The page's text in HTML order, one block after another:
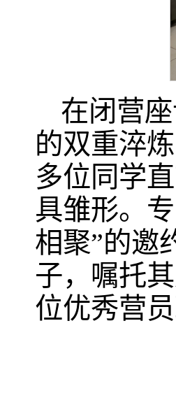
在闭营
的双重淬
多位同学
具雏形。
相聚”的邀
子，嘱托
位优秀营